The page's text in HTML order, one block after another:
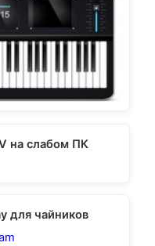
на слабом ПК
для чайников